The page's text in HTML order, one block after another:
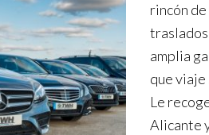
rincón
amplia
que
Le
Alicante